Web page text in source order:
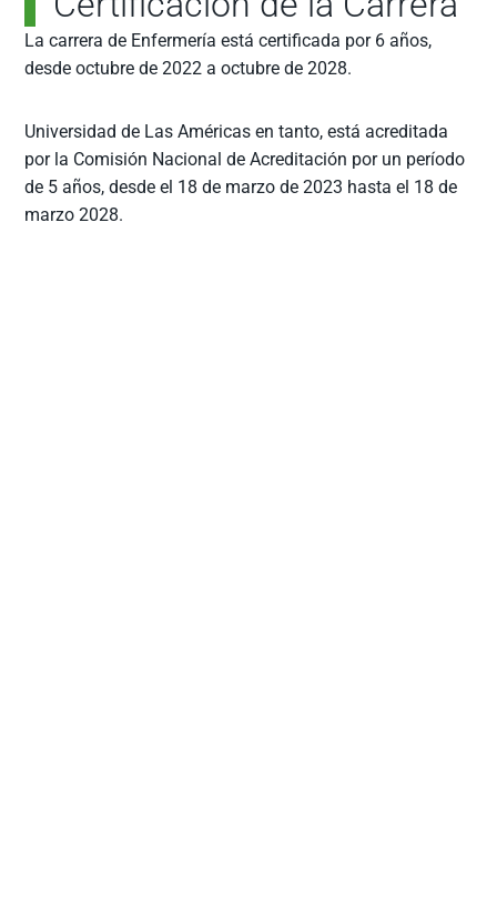
La carrera de Enfermería está certificada por 6 años,
desde octubre de 2022 a octubre de 2028.
Universidad de Las Américas en tanto, está acreditada
por la Comisión Nacional de Acreditación por un período
de 5 años, desde el 18 de marzo de 2023 hasta el 18 de
marzo 2028.